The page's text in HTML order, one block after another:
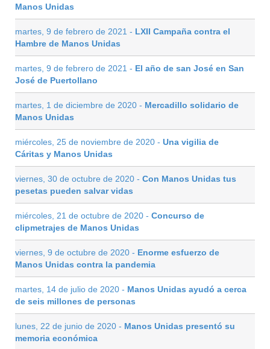
Manos Unidas
martes, 9 de febrero de 2021 - LXII Campaña contra el
Hambre de Manos Unidas
martes, 9 de febrero de 2021 - El año de san José en San
José de Puertollano
martes, 1 de diciembre de 2020 - Mercadillo solidario de
Manos Unidas
miércoles, 25 de noviembre de 2020 - Una vigilia de
Cáritas y Manos Unidas
viernes, 30 de octubre de 2020 - Con Manos Unidas tus
pesetas pueden salvar vidas
miércoles, 21 de octubre de 2020 - Concurso de
clipmetrajes de Manos Unidas
viernes, 9 de octubre de 2020 - Enorme esfuerzo de
Manos Unidas contra la pandemia
martes, 14 de julio de 2020 - Manos Unidas ayudó a cerca
de seis millones de personas
lunes, 22 de junio de 2020 - Manos Unidas presentó su
memoria económica